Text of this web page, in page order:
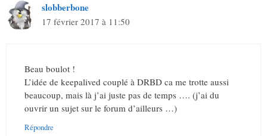
slobberbone
17 février 2017 à 11:50
Beau boulot !
L’idée de keepalived couplé à DRBD ca me trotte aussi
beaucoup, mais là j’ai juste pas de temps …. (j’ai du
ouvrir un sujet sur le forum d’ailleurs …)
Répondre